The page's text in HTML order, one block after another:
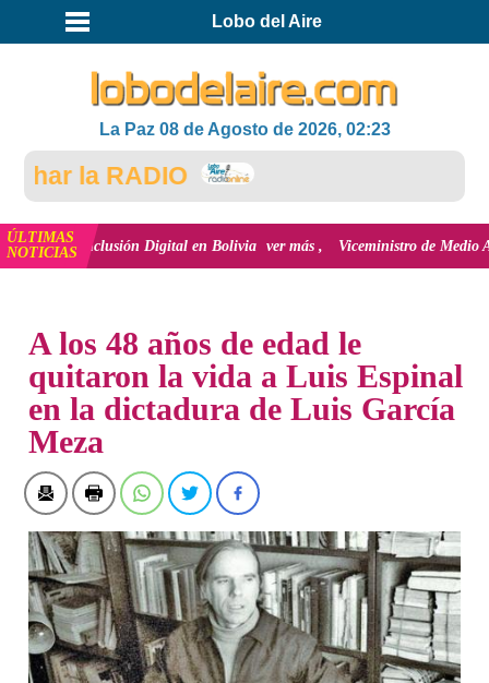
Lobo del Aire
La Paz 08 de Agosto de 2026, 02:23
la RADIO
ÚLTIMAS
NOTICIAS
la inclusión Digital en Bolivia ver más Viceministro de Medio
A los 48 años de edad le
quitaron la vida a Luis Espinal
en la dictadura de Luis García
Meza